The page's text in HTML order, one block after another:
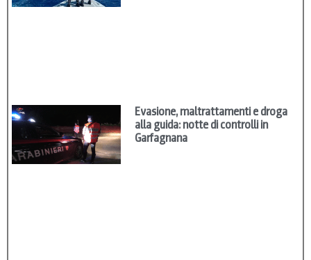
Evasione, maltrattamenti e droga
alla guida: notte di controlli in
Garfagnana